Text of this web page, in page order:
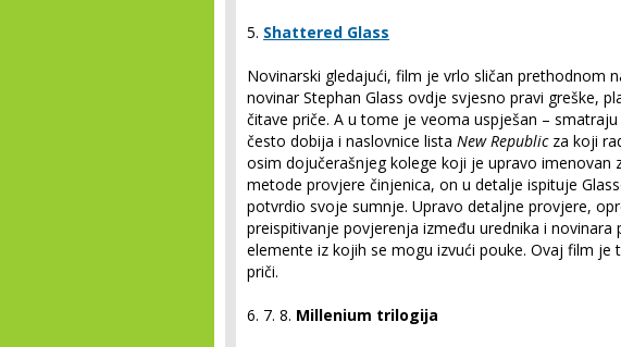
5. Shattered Glass
Novinarski gledajući, film je vrlo sličan prethodnom
novinar Stephan Glass ovdje svjesno pravi greške,
čitave priče. A u tome je veoma uspješan –
često dobija i naslovnice lista New Republicza koji
osim dojučerašnjeg kolege koji je upravo imenovan
metode provjere činjenica, on u detalje ispituje
potvrdio svoje sumnje. Upravo detaljne provjere,
preispitivanje povjerenja između urednika i novinara
elemente iz kojih se mogu izvući pouke. Ovaj film
priči.
6. 7. 8. Millenium trilogija